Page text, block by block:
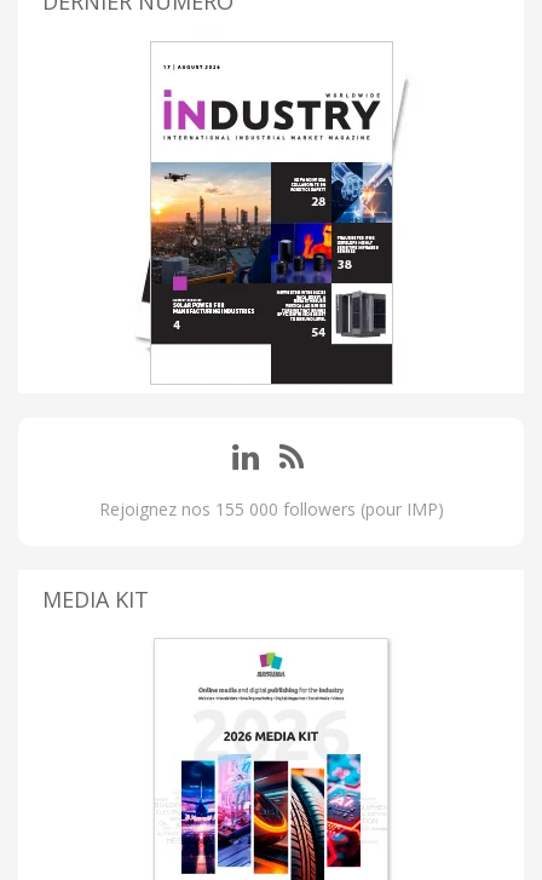
Rejoignez nos 155 000 followers (pour IMP)
MEDIA KIT